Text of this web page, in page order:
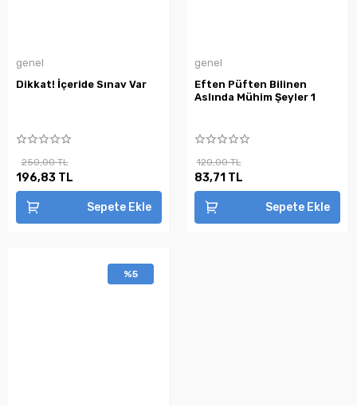
genel
Dikkat! İçeride Sınav Var
250,00 TL
196,83 TL
Sepete Ekle
genel
Eften Püften Bilinen
Aslında Mühim Şeyler 1
120,00 TL
83,71 TL
Sepete Ekle
%5